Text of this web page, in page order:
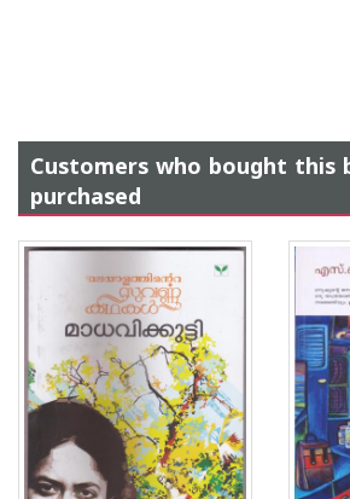
Customers who bought this
purchased